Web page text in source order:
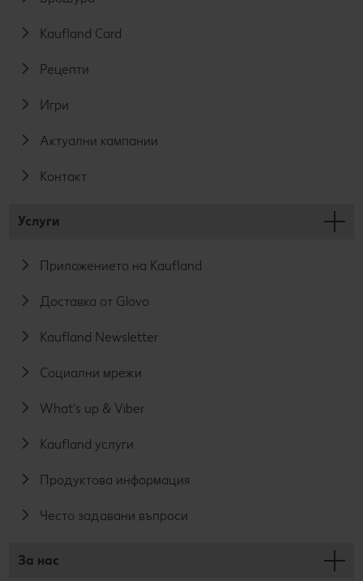
Kaufland Card
Рецепти
Игри
Актуални кампании
Контакт
Услуги
Приложението на Kaufland
Доставка от Glovo
Kaufland Newsletter
Социални мрежи
What's up & Viber
Kaufland услуги
Продуктова информация
Често задавани въпроси
За нас